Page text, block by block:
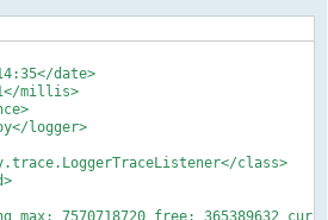
date>
millis>
logger>
class>